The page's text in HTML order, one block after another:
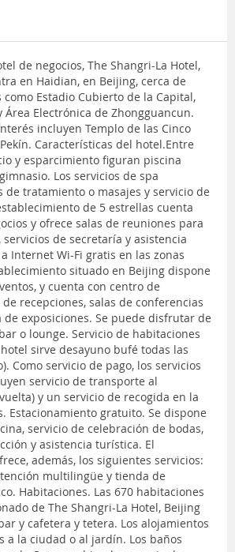
de negocios, The Shangri-La Hotel,
en Haidian, en Beijing, cerca de
Estadio Cubierto de la Capital,
Área Electrónica de Zhongguancun.
incluyen Templo de las Cinco
Características del hotel.Entre
y esparcimiento figuran piscina
Los servicios de spa
de tratamiento o masajes y servicio de
de 5 estrellas cuenta
y ofrece salas de reuniones para
de secretaría y asistencia
Internet Wi-Fi gratis en las zonas
situado en Beijing dispone
y cuenta con centro de
recepciones, salas de conferencias
de exposiciones. Se puede disfrutar de
o lounge. Servicio de habitaciones
sirve desayuno bufé todas las
Como servicio de pago, los servicios
servicio de transporte al
y un servicio de recogida en la
Estacionamiento gratuito. Se dispone
servicio de celebración de bodas,
y asistencia turística. El
además, los siguientes servicios:
multilingüe y tienda de
Habitaciones. Las 670 habitaciones
de The Shangri-La Hotel, Beijing
y cafetera y tetera. Los alojamientos
a la ciudad o al jardín. Los baños